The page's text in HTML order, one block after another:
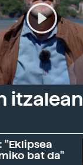
itzalean
"Eklipsea
bat da"